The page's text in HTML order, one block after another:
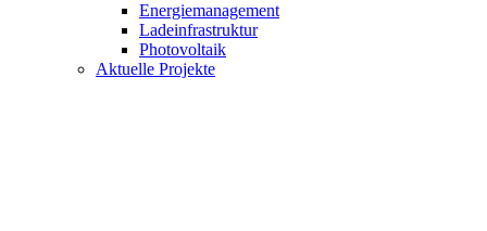
Energiemanagement
Ladeinfrastruktur
Photovoltaik
Aktuelle Projekte